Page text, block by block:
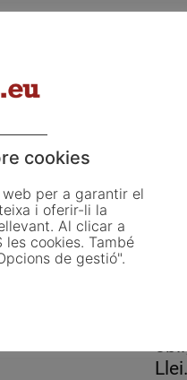
cookies
per a garantir el
i oferir-li la
Al clicar a
les cookies. També
de gestió".